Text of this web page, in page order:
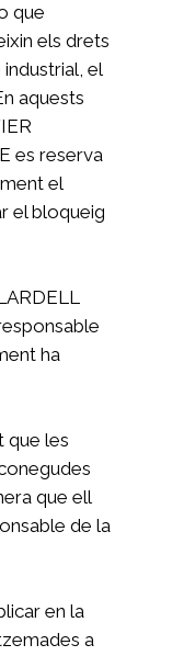
que
els drets
el
aquests
es reserva
el
el bloqueig
ha
que les
que ell
de la
en la
a